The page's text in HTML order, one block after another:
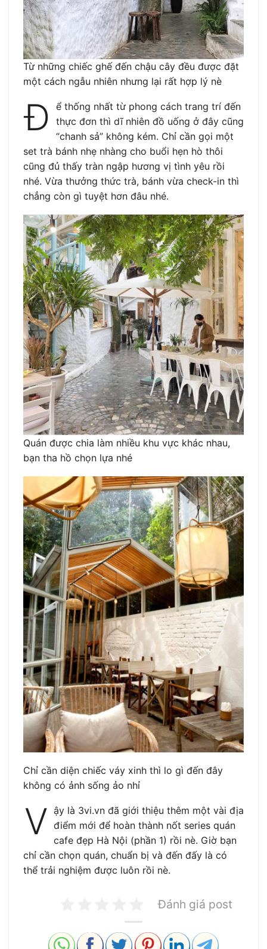
Từ những chiếc ghế đến chậu cây đều được đặt
một cách ngẫu nhiên nhưng lại rất hợp lý nè
Đ
ể thống nhất từ phong cách trang trí đến
thực đơn thì dĩ nhiên đồ uống ở đây cũng
“chanh sả” không kém. Chỉ cần gọi một
set trà bánh nhẹ nhàng cho buổi hẹn hò thôi
cũng đủ thấy tràn ngập hương vị tình yêu rồi
nhé. Vừa thưởng thức trà, bánh vừa check-in thì
chẳng còn gì tuyệt hơn đâu nhé.
Quán được chia làm nhiều khu vực khác nhau,
bạn tha hồ chọn lựa nhé
Chỉ cần diện chiếc váy xinh thì lo gì đến đây
không có ảnh sống ảo nhỉ
V ậy là 3vi.vn đã giới thiệu thêm một vài địa
điểm mới để hoàn thành nốt series quán
cafe đẹp Hà Nội (phần 1) rồi nè. Giờ bạn
chỉ cần chọn quán, chuẩn bị và đến đấy là có
thể trải nghiệm được luôn rồi nè.
Đánh giá post